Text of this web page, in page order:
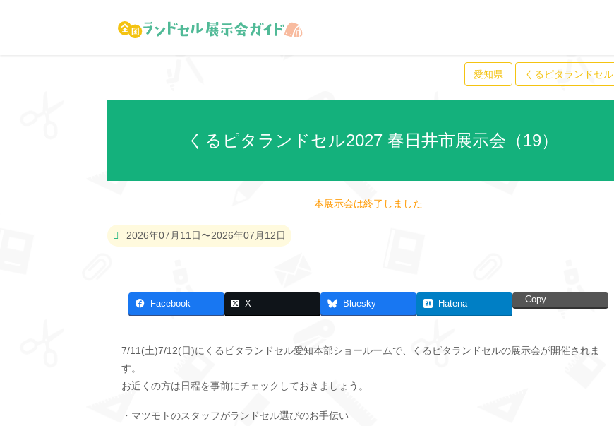
愛知県 くるピタランドセル
くるピタランドセル2027 春日井市展示会（19）
本展示会は終了しました
2026年07月11日〜2026年07月12日
Facebook X Bluesky Hatena Copy
7/11(土)7/12(日)にくるピタランドセル愛知本部ショールームで、くるピタランドセルの展示会が開催されま
す。
お近くの方は日程を事前にチェックしておきましょう。
・マツモトのスタッフがランドセル選びのお手伝い